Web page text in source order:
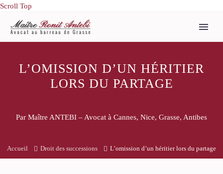
Scroll Top
L’OMISSION D’UN HÉRITIER
LORS DU PARTAGE
Par Maître ANTEBI – Avocat à Cannes, Nice, Grasse, Antibes
Accueil Droit des successions L’omission d’un héritier lors du partage